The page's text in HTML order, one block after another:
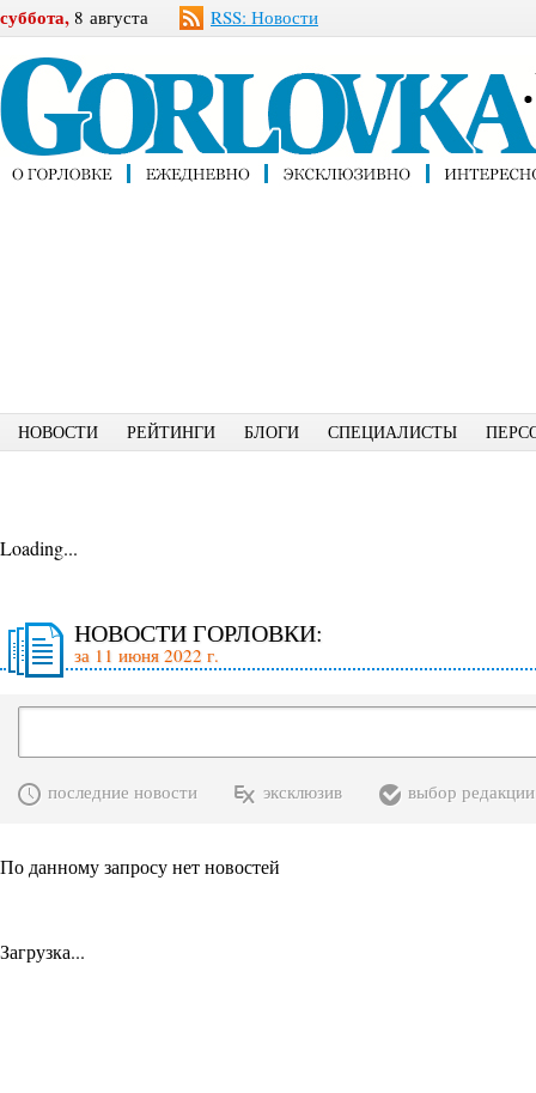
суббота, 8 августа RSS: Новости
НОВОСТИ РЕЙТИНГИ БЛОГИ СПЕЦИАЛИСТЫ
Loading...
НОВОСТИ ГОРЛОВКИ:
за 11 июня 2022 г.
последние новости эксклюзив выбор редакции
По данному запросу нет новостей
Загрузка...